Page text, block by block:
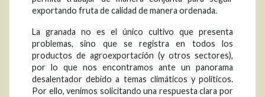
exportando fruta de calidad de manera ordenada.
La granada no es el único cultivo que presenta
problemas, sino que se registra en todos los
productos de agroexportación (y otros sectores),
por lo que nos encontramos ante un panorama
desalentador debido a temas climáticos y políticos.
Por ello, venimos solicitando una respuesta clara por